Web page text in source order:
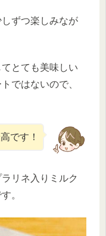
ずつ楽しみなが
とても美味しい
ではないので、
です！
リネ入りミルク
。